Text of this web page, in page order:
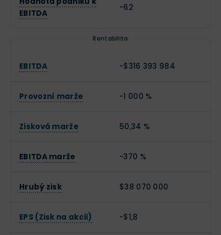
EBITDA
-62
Rentabilita
EBITDA -$316 393 984
Provozní marže -1 000 %
Zisková marže 50,34 %
EBITDA marže -370 %
Hrubý zisk $38 070 000
EPS (Zisk na akcii) -$1,8